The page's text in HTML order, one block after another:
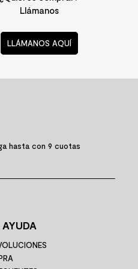
Llámanos
LLÁMANOS AQUÍ
hasta con 9 cuotas